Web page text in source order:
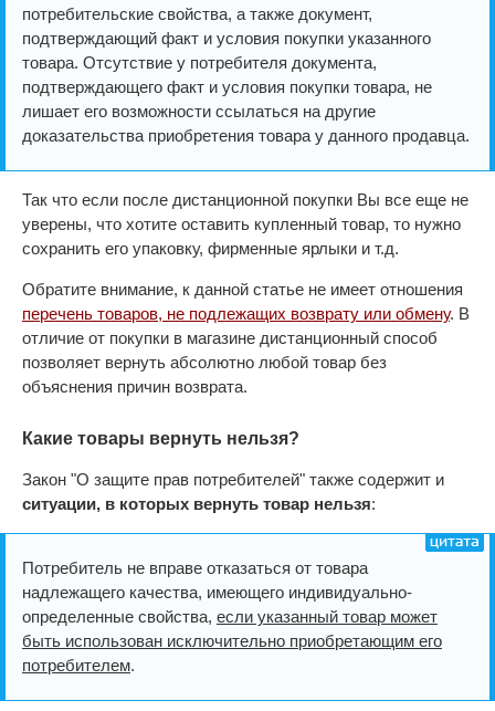
потребительские свойства, а также документ,
подтверждающий факт и условия покупки указанного
товара. Отсутствие у потребителя документа,
подтверждающего факт и условия покупки товара, не
лишает его возможности ссылаться на другие
доказательства приобретения товара у данного продавца.
Так что если после дистанционной покупки Вы все еще не
уверены, что хотите оставить купленный товар, то нужно
сохранить его упаковку, фирменные ярлыки и т.д.
Обратите внимание, к данной статье не имеет отношения
перечень товаров, не подлежащих возврату или обмену. В
отличие от покупки в магазине дистанционный способ
позволяет вернуть абсолютно любой товар без
объяснения причин возврата.
Какие товары вернуть нельзя?
Закон "О защите прав потребителей" также содержит и
ситуации, в которых вернуть товар нельзя:
Потребитель не вправе отказаться от товара
надлежащего качества, имеющего индивидуально-
определенные свойства, если указанный товар может
быть использован исключительно приобретающим его
потребителем.